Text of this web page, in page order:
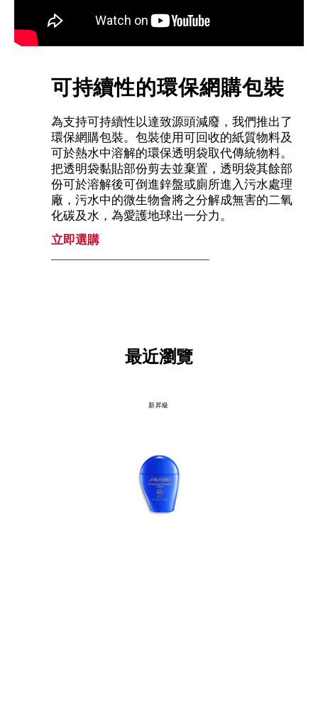
可持續性的環保網購包裝
為支持可持續性以達致源頭減廢，我們推出了
環保網購包裝。包裝使用可回收的紙質物料及
可於熱水中溶解的環保透明袋取代傳統物料。
把透明袋黏貼部份剪去並棄置，透明袋其餘部
份可於溶解後可倒進鋅盤或廁所進入污水處理
廠，污水中的微生物會將之分解成無害的二氧
化碳及水，為愛護地球出一分力。
立即選購
最近瀏覽
新昇級